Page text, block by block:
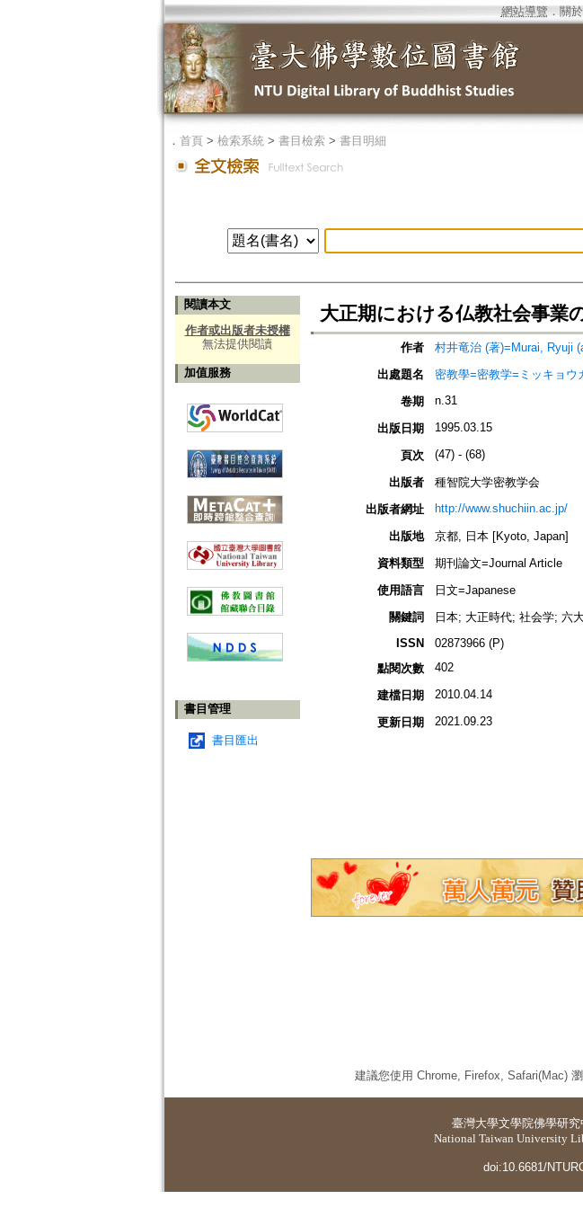
網站導覽 ． 關
． 首頁> 檢索系統> 書目檢索> 書目明細
閱讀本文
作者或出版者未授權
無法提供閱讀
加值服務
書目管理
書目匯出
大正期における仏教社会事業
作者 村井竜治 (著)=Murai, Ryuji
出處題名
密教學=密教学=ミッキョウ
卷期
n.31
出版日期 1995.03.15
頁次 (47) - (68)
出版者
種智院大学密教学会
出版者網址
http://www.shuchiin.ac.jp/
出版地
京都, 日本 [Kyoto, Japan]
資料類型
期刊論文=Journal Article
使用語言
日文=Japanese
關鍵詞
日本; 大正時代; 社会学; 六
ISSN
02873966 (P)
點閱次數
402
建檔日期 2010.04.14
更新日期 2021.09.23
建議您使用 Chrome, Firefox, Safari(Mac)
臺灣大學文學院佛學研究
National Taiwan University
doi:10.6681/